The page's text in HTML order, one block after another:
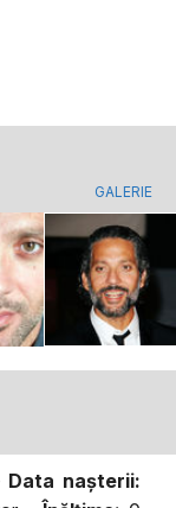
GALERIE
Data naşterii: